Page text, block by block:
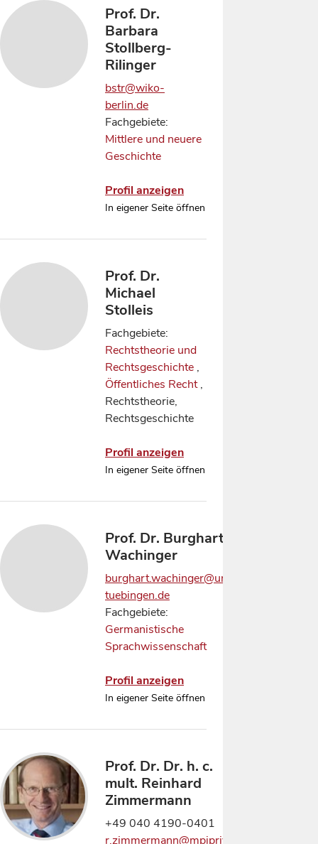
Prof. Dr.
Barbara
Stollberg-
Rilinger
bstr@wiko-
berlin.de
Fachgebiete:
Mittlere und neuere
Geschichte
Profil anzeigen
In eigener Seite öffnen
Prof. Dr.
Michael
Stolleis
Fachgebiete:
Rechtstheorie und
Rechtsgeschichte ,
Öffentliches Recht,
Rechtstheorie,
Rechtsgeschichte
Profil anzeigen
In eigener Seite öffnen
Prof. Dr. Burghart
Wachinger
burghart.wachinger@uni-
tuebingen.de
Fachgebiete:
Germanistische
Sprachwissenschaft
Profil anzeigen
In eigener Seite öffnen
Prof. Dr. Dr. h. c.
mult. Reinhard
Zimmermann
+49 040 4190-0401
r.zimmermann@mpipriv.de